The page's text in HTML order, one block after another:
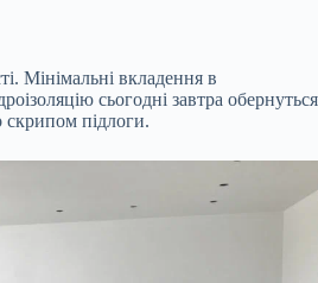
Мінімальні вкладення в
сьогодні завтра обернуться
підлоги.